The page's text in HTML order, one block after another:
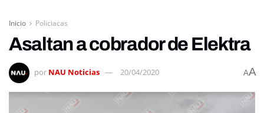
Inicio Policiacas
Asaltan a cobrador de Elektra
por NAU Noticias 20/04/2020 AA